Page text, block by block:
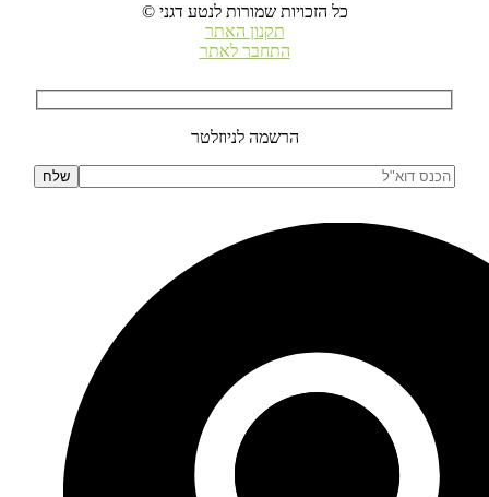
© כל הזכויות שמורות לנטע דגני
תקנון האתר
התחבר לאתר
הרשמה לניוזלטר